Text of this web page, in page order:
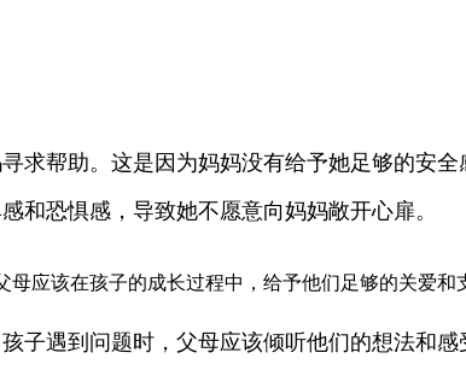
求帮助。这是因为妈妈没有给予她足够的安
和恐惧感，导致她不愿意向妈妈敞开心扉。
应该在孩子的成长过程中，给予他们足够的关爱和
子遇到问题时，父母应该倾听他们的想法和